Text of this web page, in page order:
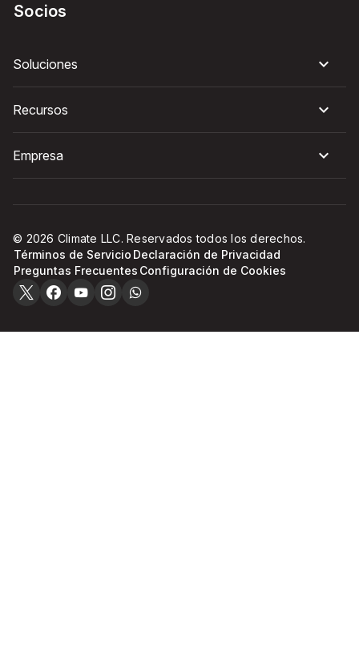
Socios
Soluciones
Recursos
Empresa
© 2026 Climate LLC. Reservados todos los derechos.
Términos de Servicio Declaración de Privacidad
Preguntas Frecuentes Configuración de Cookies